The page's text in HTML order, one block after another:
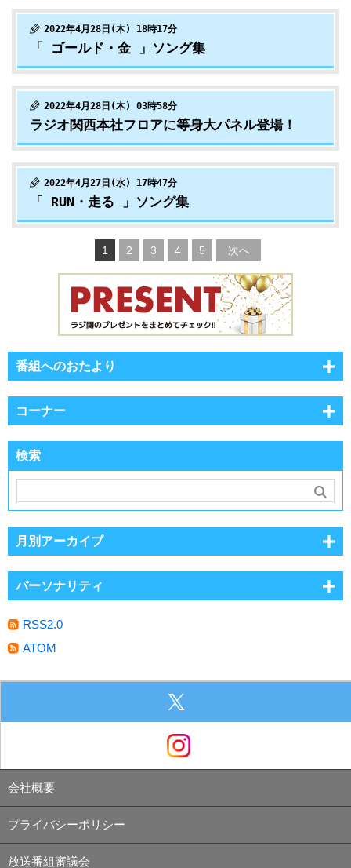
2022年4月28日(木) 18時17分
「 ゴールド・金 」ソング集
2022年4月28日(木) 03時58分
ラジオ関西本社フロアに等身大パネル登場！
2022年4月27日(水) 17時47分
「 RUN・走る 」ソング集
1 2 3 4 5 次へ
番組へのおたより
コーナー
検索
月別アーカイブ
パーソナリティ
RSS2.0
ATOM
会社概要
プライバシーポリシー
放送番組審議会